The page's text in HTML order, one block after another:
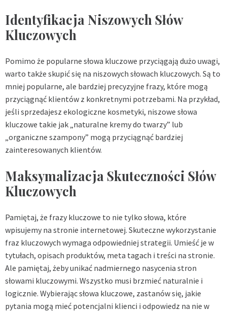
Identyfikacja Niszowych Słów
Kluczowych
Pomimo że popularne słowa kluczowe przyciągają dużo uwagi,
warto także skupić się na niszowych słowach kluczowych. Są to
mniej popularne, ale bardziej precyzyjne frazy, które mogą
przyciągnąć klientów z konkretnymi potrzebami. Na przykład,
jeśli sprzedajesz ekologiczne kosmetyki, niszowe słowa
kluczowe takie jak „naturalne kremy do twarzy” lub
„organiczne szampony” mogą przyciągnąć bardziej
zainteresowanych klientów.
Maksymalizacja Skuteczności Słów
Kluczowych
Pamiętaj, że frazy kluczowe to nie tylko słowa, które
wpisujemy na stronie internetowej. Skuteczne wykorzystanie
fraz kluczowych wymaga odpowiedniej strategii. Umieść je w
tytułach, opisach produktów, meta tagach i treści na stronie.
Ale pamiętaj, żeby unikać nadmiernego nasycenia stron
słowami kluczowymi. Wszystko musi brzmieć naturalnie i
logicznie. Wybierając słowa kluczowe, zastanów się, jakie
pytania mogą mieć potencjalni klienci i odpowiedz na nie w